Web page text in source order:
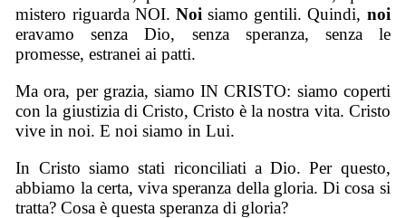
mistero riguarda NOI. Noisiamo gentili. Quindi, noi
eravamo senza Dio, senza speranza, senza le
promesse, estranei ai patti.
Ma ora, per grazia, siamo IN CRISTO: siamo coperti
con la giustizia di Cristo, Cristo è la nostra vita. Cristo
vive in noi. E noi siamo in Lui.
In Cristo siamo stati riconciliati a Dio. Per questo,
abbiamo la certa, viva speranza della gloria. Di cosa si
tratta? Cosa è questa speranza di gloria?